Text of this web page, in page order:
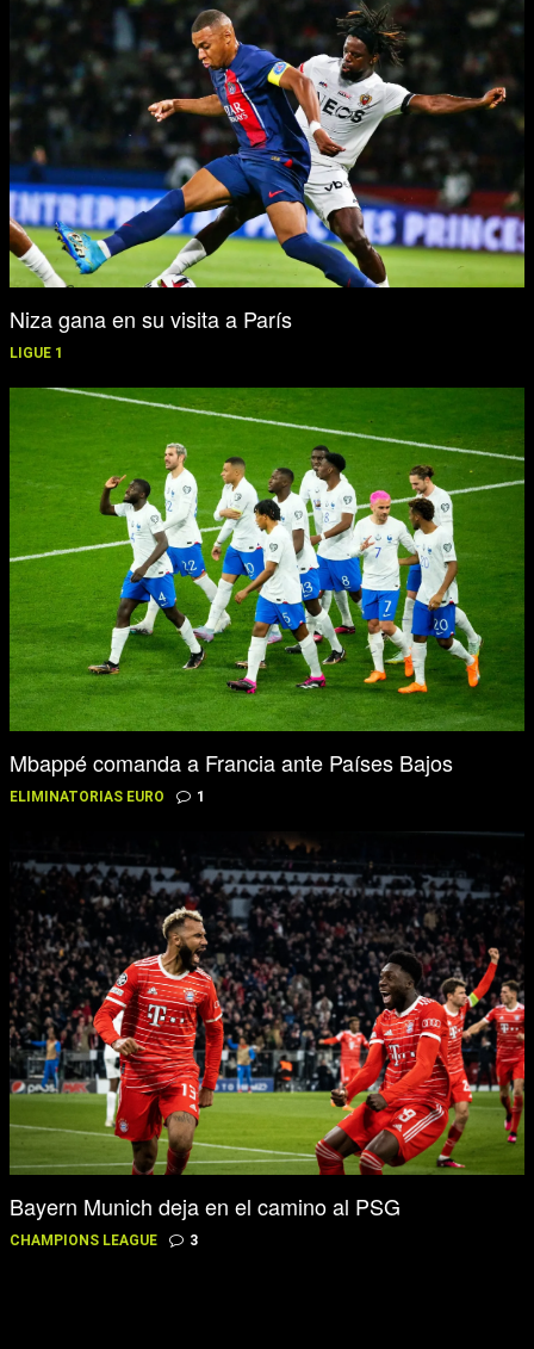
Niza gana en su visita a París
LIGUE 1
Mbappé comanda a Francia ante Países Bajos
ELIMINATORIAS EURO 1
Bayern Munich deja en el camino al PSG
CHAMPIONS LEAGUE 3